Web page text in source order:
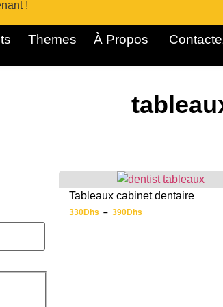
!
Themes À Propos ​
Tableaux cabinet dentaire
330Dhs – 390Dhs